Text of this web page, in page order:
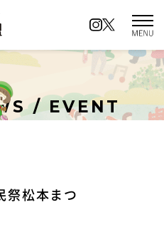
/ EVENT
祭松本まつ